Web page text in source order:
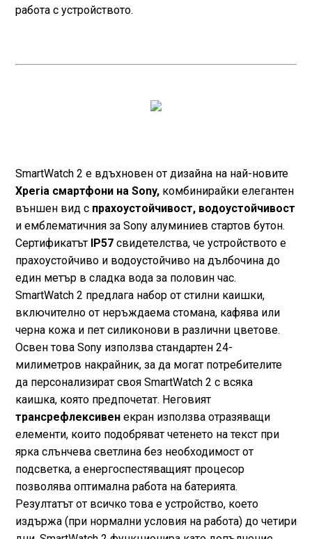
работа с устройството.
SmartWatch 2 е вдъхновен от дизайна на най-новите
Xperia смартфони на Sony,комбинирайки елегантен
външен вид с прахоустойчивост, водоустойчивост
и емблематичния за Sony алуминиев стартов бутон.
Сертификатът IP57 свидетелства, че устройството е
прахоустойчиво и водоустойчиво на дълбочина до
един метър в сладка вода за половин час.
SmartWatch 2 предлага набор от стилни каишки,
включително от неръждаема стомана, кафява или
черна кожа и пет силиконови в различни цветове.
Освен това Sony използва стандартен 24-
милиметров накрайник, за да могат потребителите
да персонализират своя SmartWatch 2 с всяка
каишка, която предпочетат. Неговият
трансрефлексивенекран използва отразяващи
елементи, които подобряват четенето на текст при
ярка слънчева светлина без необходимост от
подсветка, а енергоспестяващият процесор
позволява оптимална работа на батерията.
Резултатът от всичко това е устройство, което
издържа (при нормални условия на работа) до четири